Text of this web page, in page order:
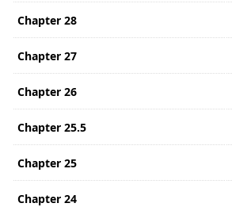
Chapter 28
Chapter 27
Chapter 26
Chapter 25.5
Chapter 25
Chapter 24